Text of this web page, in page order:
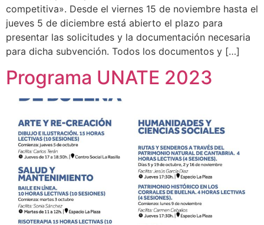
competitiva». Desde el viernes 15 de noviembre hasta el
jueves 5 de diciembre está abierto el plazo para
presentar las solicitudes y la documentación necesaria
para dicha subvención. Todos los documentos y […]
Programa UNATE 2023